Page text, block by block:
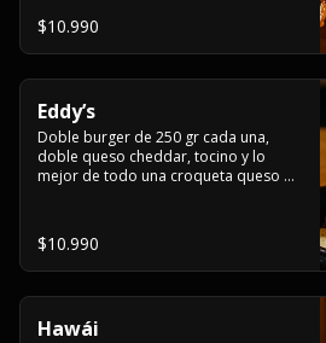
$10.990
Eddy’s
Doble burger de 250 gr cada una,
doble queso cheddar, tocino y lo
mejor de todo una croqueta queso
$10.990
Hawái